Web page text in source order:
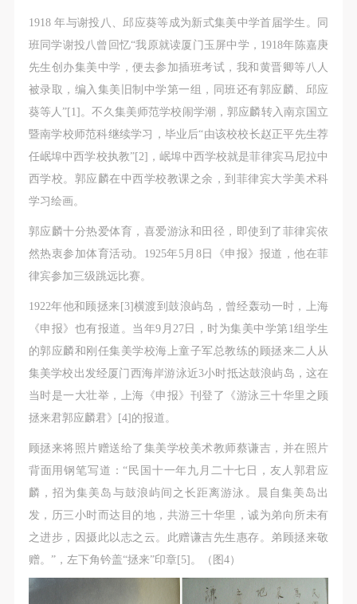
1918 年与谢投八、邱应葵等成为新式集美中学首届学生。同
班同学谢投八曾回忆“我原就读厦门玉屏中学，1918年陈嘉庚
先生创办集美中学，便去参加插班考试，我和黄晋卿等八人
被录取，编入集美旧制中学第一组，同班还有郭应麟、邱应
葵等人”[1]。不久集美师范学校闹学潮，郭应麟转入南京国立
暨南学校师范科继续学习，毕业后“由该校校长赵正平先生荐
任岷埠中西学校执教”[2]，岷埠中西学校就是菲律宾马尼拉中
西学校。郭应麟在中西学校教课之余，到菲律宾大学美术科
学习绘画。
郭应麟十分热爱体育，喜爱游泳和田径，即使到了菲律宾依
然热衷参加体育活动。1925年5月8日《申报》报道，他在菲
律宾参加三级跳远比赛。
1922年他和顾拯来[3]横渡到鼓浪屿岛，曾经轰动一时，上海
《申报》也有报道。当年9月27日，时为集美中学第1组学生
的郭应麟和刚任集美学校海上童子军总教练的顾拯来二人从
集美学校出发经厦门西海岸游泳近3小时抵达鼓浪屿岛，这在
当时是一大壮举，上海《申报》刊登了《游泳三十华里之顾
拯来君郭应麟君》[4]的报道。
顾拯来将照片赠送给了集美学校美术教师蔡谦吉，并在照片
背面用钢笔写道：“民国十一年九月二十七日，友人郭君应
麟，招为集美岛与鼓浪屿间之长距离游泳。晨自集美岛出
发，历三小时而达目的地，共游三十华里，诚为弟向所未有
之进步，因摄此以志之云。此赠谦吉先生惠存。弟顾拯来敬
赠。”，左下角钤盖“拯来”印章[5]。（图4）
份，甲乙双方各执一份，均具有同等法律效力。
活动参与者意味着接受并承担本协议的全部义务，未
同意者意味着放弃参加此次活动的权利。凡参加这次
活动前，必须事先与自己的家属沟通，取得家属同
意，同时知晓并同意本免责声明。参加者签名/勾选
后，视作其家属也已知晓并同意。
我已认真阅读上述条款，并且同意。
份，甲乙双方各执一份，均具有同等法律效力。
活动参与者意味着接受并承担本协议的全部义务，未
同意者意味着放弃参加此次活动的权利。凡参加这次
活动前，必须事先与自己的家属沟通，取得家属同
意，同时知晓并同意本免责声明。参加者签名/勾选
后，视作其家属也已知晓并同意。
我已认真阅读上述条款，并且同意。
份，甲乙双方各执一份，均具有同等法律效力。
活动参与者意味着接受并承担本协议的全部义务，未
同意者意味着放弃参加此次活动的权利。凡参加这次
活动前，必须事先与自己的家属沟通，取得家属同
意，同时知晓并同意本免责声明。参加者签名/勾选
后，视作其家属也已知晓并同意。
我已认真阅读上述条款，并且同意。